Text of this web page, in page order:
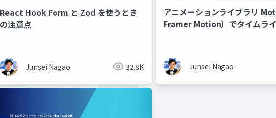
React Hook Form と Zod を使うとき
の注意点
Junsei Nagao 32.8K
アニメーションライブラリ
Framer Motion）でタイムラ
Junsei Nagao